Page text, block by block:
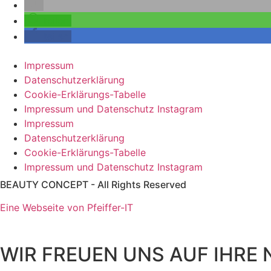
Impressum
Datenschutzerklärung
Cookie-Erklärungs-Tabelle
Impressum und Datenschutz Instagram
Impressum
Datenschutzerklärung
Cookie-Erklärungs-Tabelle
Impressum und Datenschutz Instagram
BEAUTY CONCEPT - All Rights Reserved
Eine Webseite von Pfeiffer-IT
WIR FREUEN UNS AUF IHRE